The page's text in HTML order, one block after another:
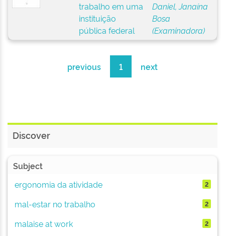
trabalho em uma
instituição
pública federal
Daniel, Janaína
Bosa
(Examinadora)
previous 1 next
Discover
Subject
ergonomia da atividade
2
mal-estar no trabalho 2
malaise at work 2